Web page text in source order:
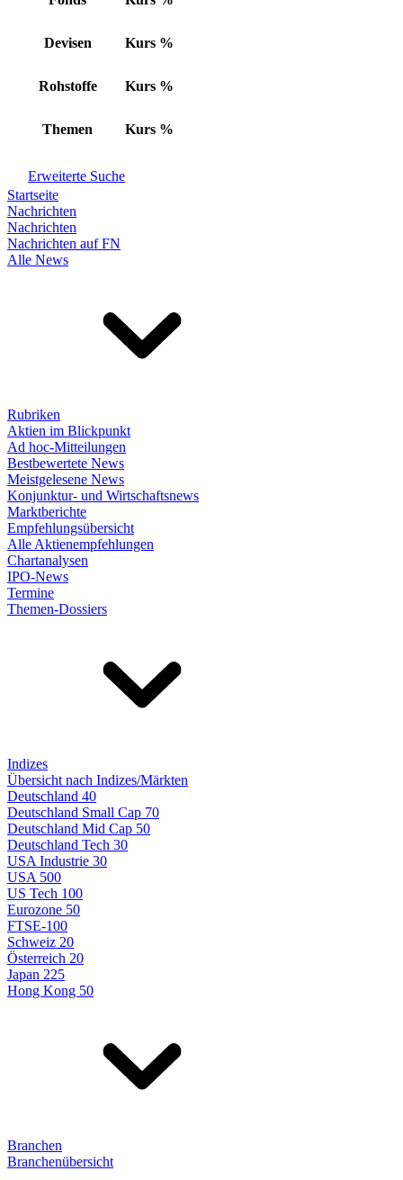
Devisen Kurs %
Rohstoffe Kurs %
Themen Kurs %
Erweiterte Suche
Startseite
Nachrichten
Nachrichten
Nachrichten auf FN
Alle News
Rubriken
Aktien im Blickpunkt
Ad hoc-Mitteilungen
Bestbewertete News
Meistgelesene News
Konjunktur- und Wirtschaftsnews
Marktberichte
Empfehlungsübersicht
Alle Aktienempfehlungen
Chartanalysen
IPO-News
Termine
Themen-Dossiers
Indizes
Übersicht nach Indizes/Märkten
Deutschland 40
Deutschland Small Cap 70
Deutschland Mid Cap 50
Deutschland Tech 30
USA Industrie 30
USA 500
US Tech 100
Eurozone 50
FTSE-100
Schweiz 20
Österreich 20
Japan 225
Hong Kong 50
Branchen
Branchenübersicht